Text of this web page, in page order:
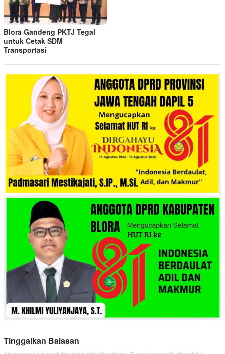
Blora Gandeng PKTJ Tegal
untuk Cetak SDM
Transportasi
Tinggalkan Balasan